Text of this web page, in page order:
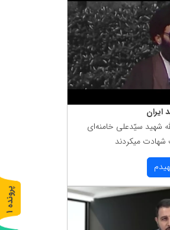
ایران
شهید سیّدعلی خامنه‌ای
شهادت میكردند
پ
ر
و
ن
د
ه
1